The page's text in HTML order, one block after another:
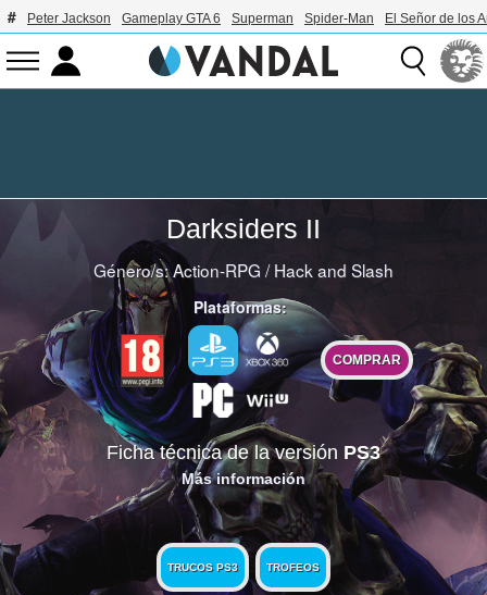
Peter Jackson Gameplay GTA 6 Superman Spider-Man El Señor de los
Darksiders II
Género/s:Action-RPG /Hack and Slash
Plataformas:
COMPRAR
Ficha técnica de la versión PS3
Más información
TRUCOS PS3 TROFEOS